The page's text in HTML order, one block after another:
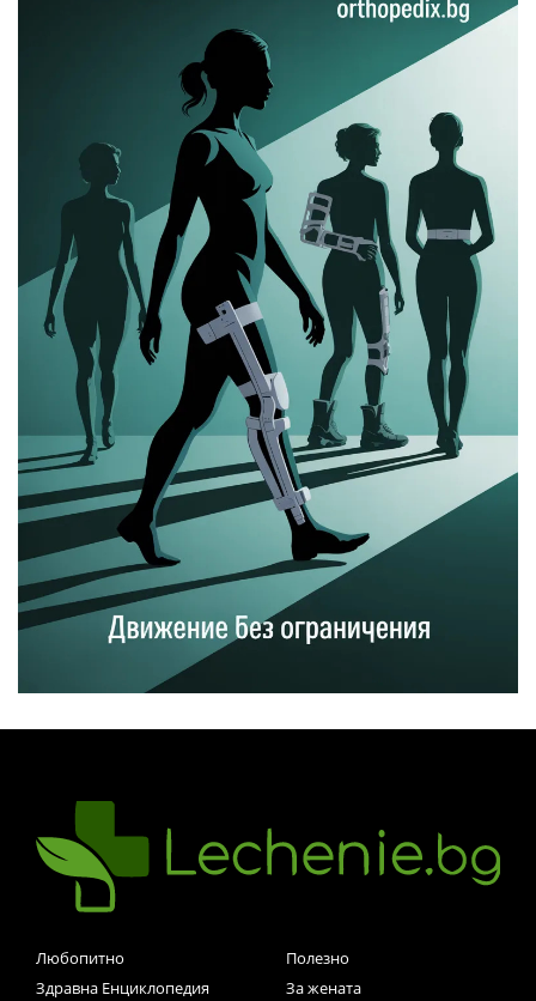
Любопитно
Полезно
Здравна Енциклопедия
За жената